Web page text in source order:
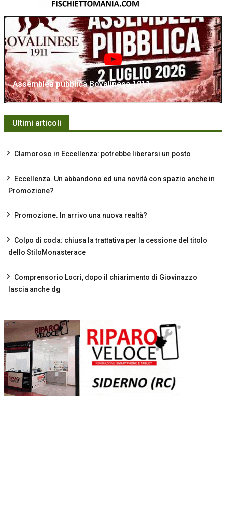
Assemblea pubblica Bovalinese 1911
Ultimi articoli
Clamoroso in Eccellenza: potrebbe liberarsi un posto
Eccellenza. Un abbandono ed una novità con spazio anche in
Promozione?
Promozione. In arrivo una nuova realtà?
Colpo di coda: chiusa la trattativa per la cessione del titolo
dello StiloMonasterace
Comprensorio Locri, dopo il chiarimento di Giovinazzo
lascia anche dg